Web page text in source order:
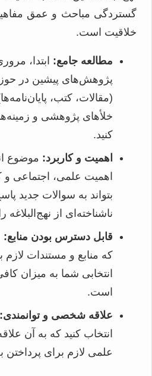
گستردگی مباحث و عمق
خلاقیت است.
مطالعه جامع: ابتدا،
پژوهش‌های پیشین در حوزه
(مقالات، کتب،
خلأهای پژوهشی و
کنید.
اهمیت و کاربرد: موضوع
اهمیت علمی، اجتماعی و
بتواند به سوالات جدید
ناشناخته‌ای از
قابل دسترس بودن منابع:
که منابع و مستندات
انتخابی شما به میزان
است.
علاقه شخصی و توانمندی:
انتخاب کنید که به آن
علمی لازم برای پرداختن